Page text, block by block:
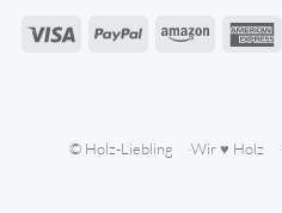
Visa PayPal Amazon
© Holz-Liebling Wir ♥ Holz